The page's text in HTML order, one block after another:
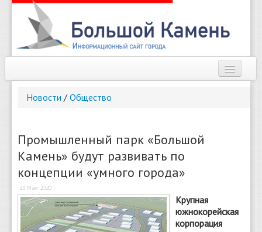
Справочник
Погода
О сайте
Новости / Общество
Промышленный парк «Большой
Камень» будут развивать по
концепции «умного города»
23 Мая 2020
Крупная
южнокорейская
корпорация